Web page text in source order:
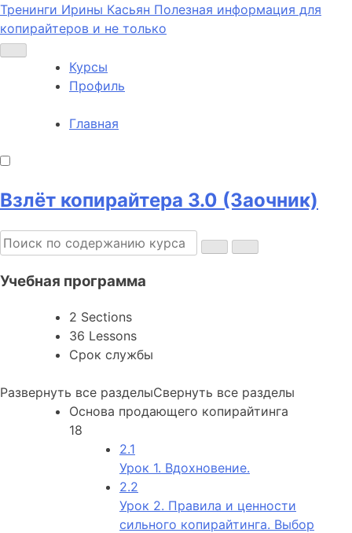
Тренинги Ирины Касьян Полезная информация для
копирайтеров и не только
Курсы
Профиль
Главная
Взлёт копирайтера 3.0 (Заочник)
Учебная программа
2 Sections
36 Lessons
Срок службы
Развернуть все разделыСвернуть все разделы
Основа продающего копирайтинга
18
2.1
Урок 1. Вдохновение.
2.2
Урок 2. Правила и ценности
сильного копирайтинга. Выбор